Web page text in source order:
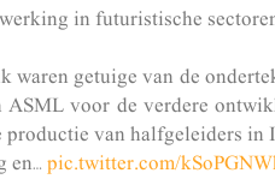
in futuristische
waren getuige van de
ASML voor de verdere
productie van halfgeleiders in
en… pic.twitter.com/